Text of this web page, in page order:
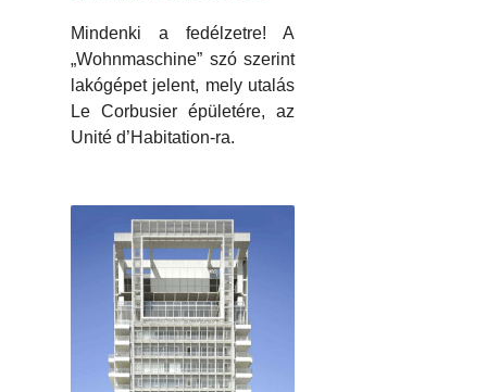
Mindenki a fedélzetre! A
„Wohnmaschine” szó szerint
lakógépet jelent, mely utalás
Le Corbusier épületére, az
Unité d’Habitation-ra.